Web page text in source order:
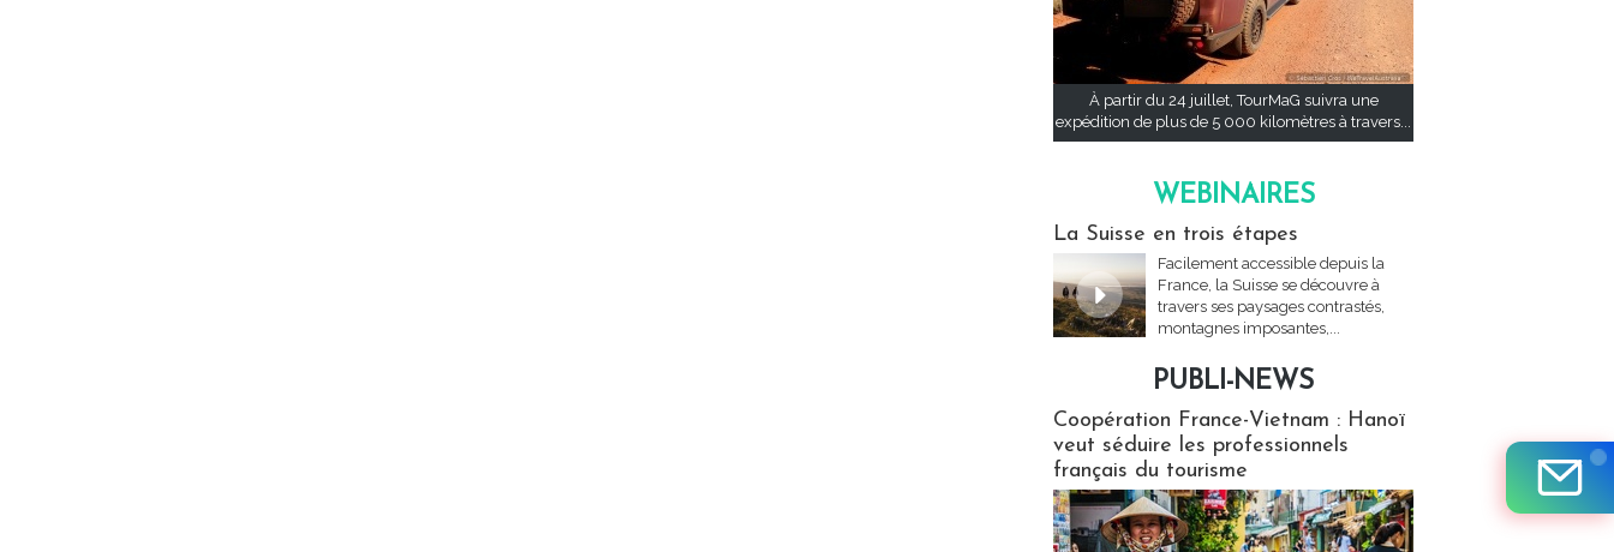
À partir du 24 juillet, TourMaG suivra une
expédition de plus de 5 000 kilomètres à travers...
WEBINAIRES
La Suisse en trois étapes
Facilement accessible depuis la
France, la Suisse se découvre à
travers ses paysages contrastés,
montagnes imposantes,...
PUBLI-NEWS
Coopération France-Vietnam : Hanoï
veut séduire les professionnels
français du tourisme